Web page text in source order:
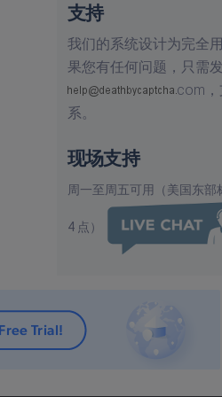
支持
我们的系统设计为完全
果您有任何问题，只需
com，
系。
现场支持
周一至周五可用（美国东
4 点）